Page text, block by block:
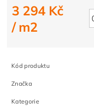
3 294 Kč
/ m2
Kód produktu
Značka
Kategorie